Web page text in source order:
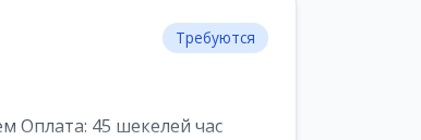
Требуются
Оплата: 45 шекелей час